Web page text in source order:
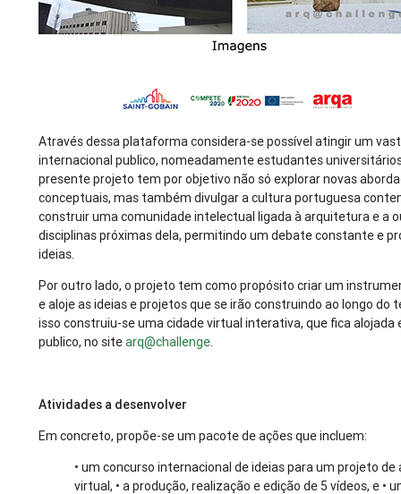
Através dessa plataforma considera-se possível atingir um
internacional publico, nomeadamente estudantes
presente projeto tem por objetivo não só explorar novas
conceptuais, mas também divulgar a cultura portuguesa
construir uma comunidade intelectual ligada à arquitetura e a
disciplinas próximas dela, permitindo um debate constante e
ideias.
Por outro lado, o projeto tem como propósito criar um
e aloje as ideias e projetos que se irão construindo ao longo do
isso construiu-se uma cidade virtual interativa, que fica alojada
publico, no sitearq@challenge.
Atividades a desenvolver
Em concreto, propõe-se um pacote de ações que incluem:
• um concurso internacional de ideias para um projeto
virtual, • a produção, realização e edição de 5 vídeos, e •